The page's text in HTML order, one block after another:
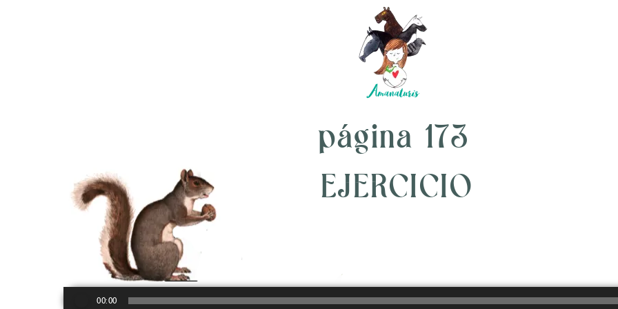
página 173
EJERCICIO
Reproductor
de
00:00